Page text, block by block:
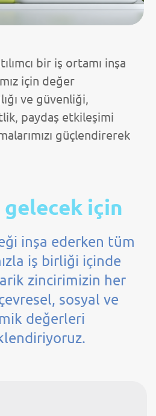
bir iş ortamı inşa
için değer
ve güvenliği,
paydaş etkileşimi
güçlendirerek
için
inşa ederken tüm
iş birliği içinde
zincirimizin her
sosyal ve
değerleri